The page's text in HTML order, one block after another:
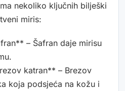
nekoliko ključnih bilješki
miris:
– Šafran daje mirisu
katran** – Brezov
koja podsjeća na kožu i